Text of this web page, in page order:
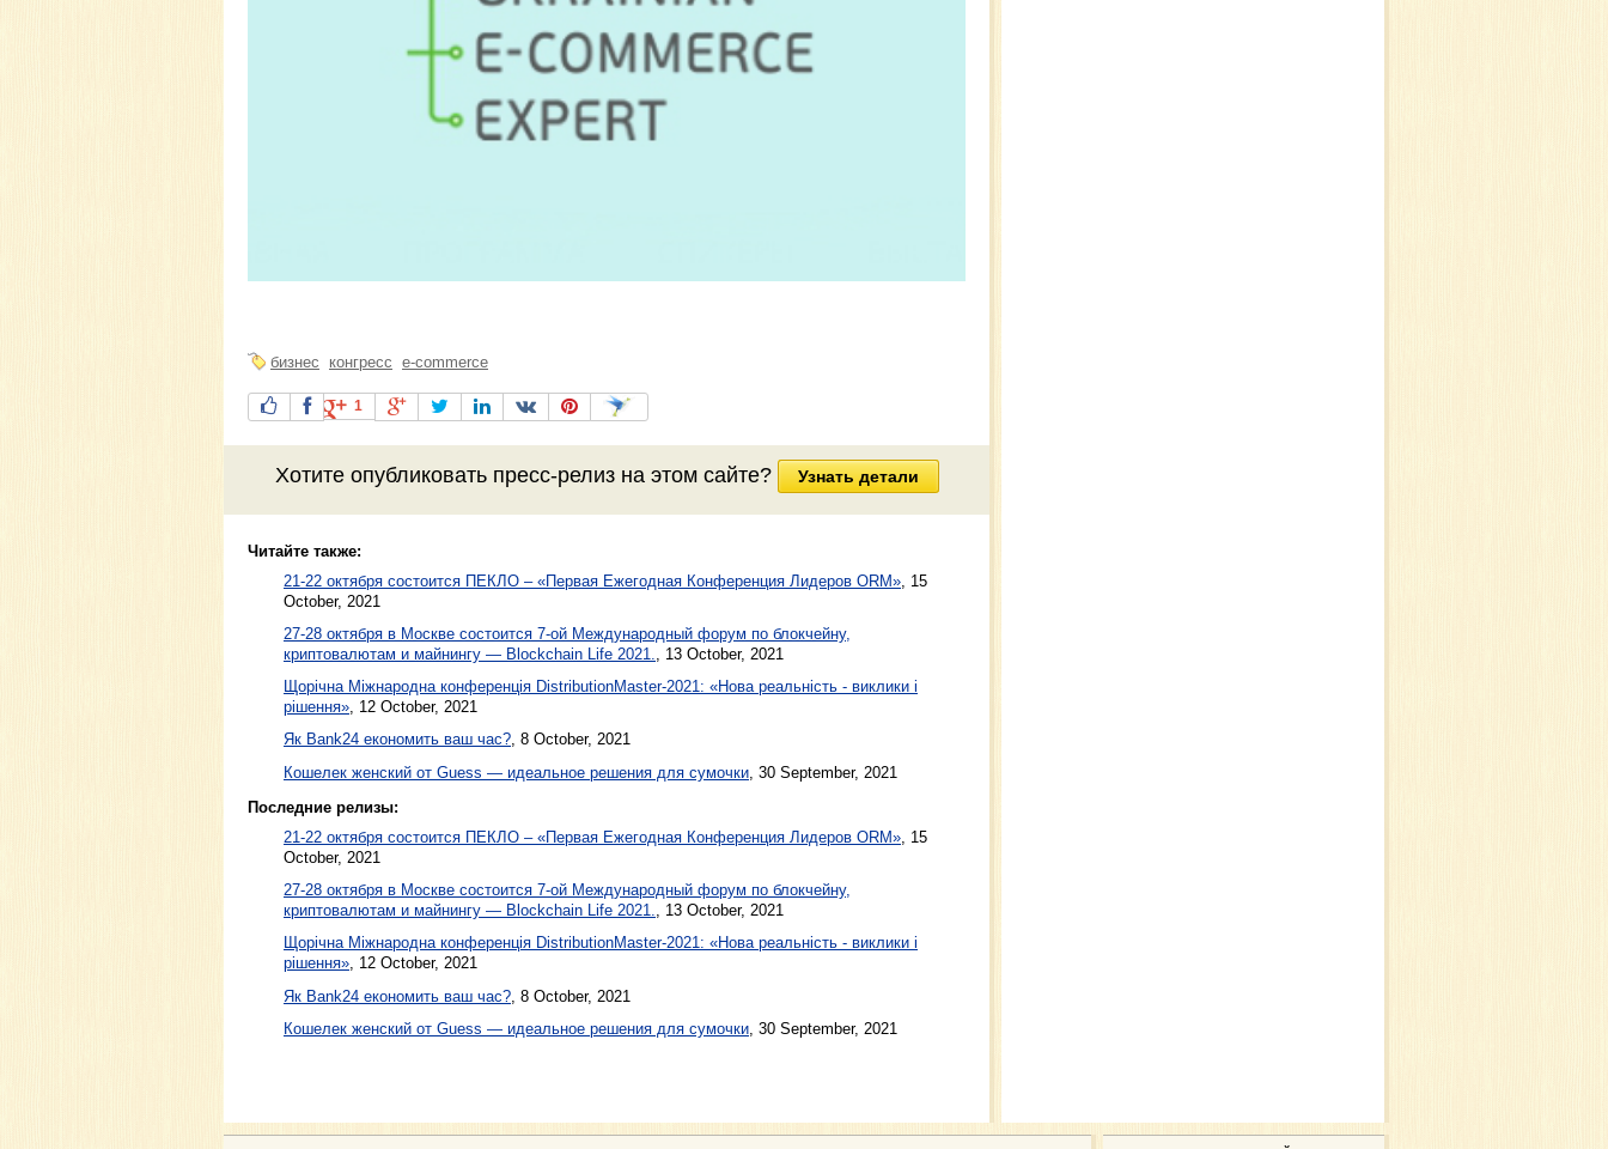
бизнес конгресс e-commerce
1
Хотите опубликовать пресс-релизна этом сайте? Узнать детали
Читайте также:
21-22 октября cостоится ПЕКЛО – «Первая Ежегодная Конференция Лидеров ORM» 15
October, 2021
27-28 октября в Москве состоится 7-ой Международный форум по блокчейну,
криптовалютам и майнингу — Blockchain Life 2021.
13 October, 2021
Щорічна Міжнародна конференція DistributionMaster-2021: «Нова реальність - виклики і
рішення», 12 October, 2021
Як Bank24 економить ваш час?, 8 October, 2021
Кошелек женский от Guess — идеальное решения для сумочки 30 September, 2021
Последние релизы:
21-22 октября cостоится ПЕКЛО – «Первая Ежегодная Конференция Лидеров ORM», 15
October, 2021
27-28 октября в Москве состоится 7-ой Международный форум по блокчейну,
криптовалютам и майнингу — Blockchain Life 2021., 13 October, 2021
Щорічна Міжнародна конференція DistributionMaster-2021: «Нова реальність - виклики і
рішення», 12 October, 2021
Як Bank24 економить ваш час? , 8 October, 2021
Кошелек женский от Guess — идеальное решения для сумочки , 30 September, 2021